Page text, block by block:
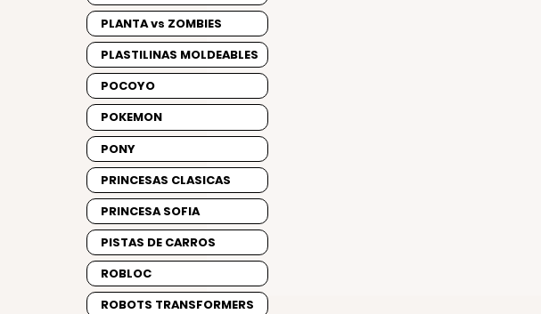
PLANTA vs ZOMBIES
PLASTILINAS MOLDEABLES
POCOYO
POKEMON
PONY
PRINCESAS CLASICAS
PRINCESA SOFIA
PISTAS DE CARROS
ROBLOC
ROBOTS TRANSFORMERS